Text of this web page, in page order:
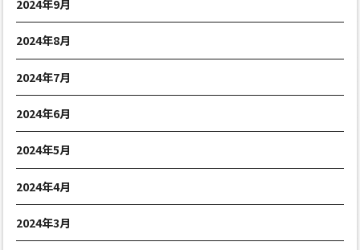
2024年9月
2024年8月
2024年7月
2024年6月
2024年5月
2024年4月
2024年3月